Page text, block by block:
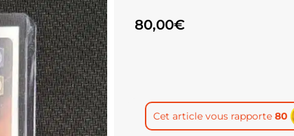
80,00€
Cet article vous rapporte 80